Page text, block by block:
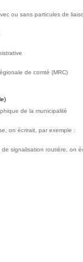
ou sans particules de
de comté (MRC)
de la municipalité
on écrirait, par exemple :
signalisation routière, on